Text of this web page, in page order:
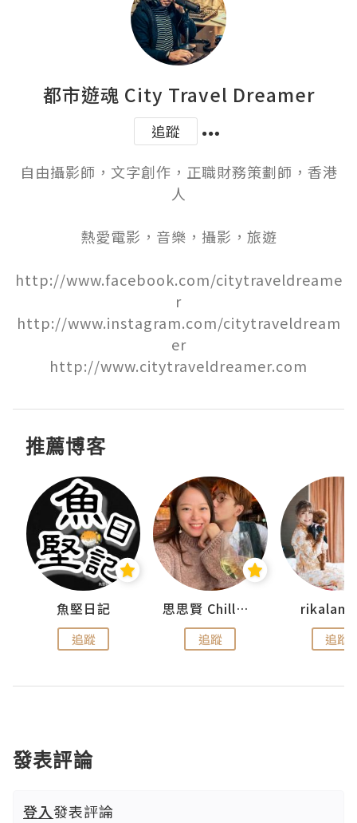
都市遊魂 City Travel Dreamer
追蹤
自由攝影師，文字創作，正職財務策劃師，香港
人
熱愛電影，音樂，攝影，旅遊
http://www.facebook.com/citytraveldreame
r
http://www.instagram.com/citytraveldream
er
http://www.citytraveldreamer.com
推薦博客
魚堅日記
追蹤
思思賢 ChillMyBabe
追蹤 追蹤
發表評論
登入發表評論